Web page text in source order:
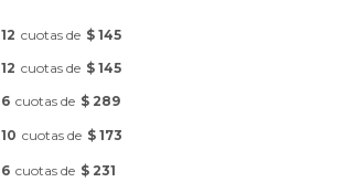
12 cuotas de $ 145
12 cuotas de $ 145
6 cuotas de $ 289
10 cuotas de $ 173
6 cuotas de $ 231